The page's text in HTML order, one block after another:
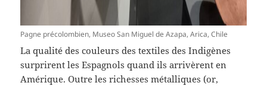
Pagne précolombien, Museo San Miguel de Azapa, Arica, Chile
La qualité des couleurs des textiles des Indigènes
surprirent les Espagnols quand ils arrivèrent en
Amérique. Outre les richesses métalliques (or,